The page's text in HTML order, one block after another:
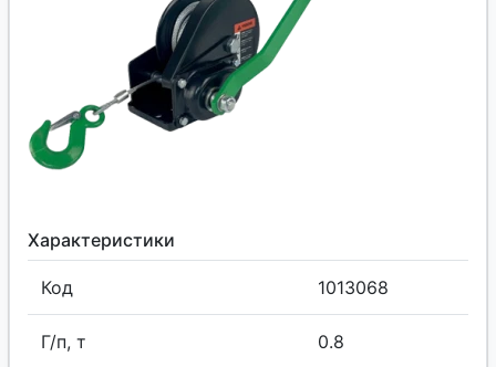
Характеристики
Код 1013068
Г/п, т 0.8